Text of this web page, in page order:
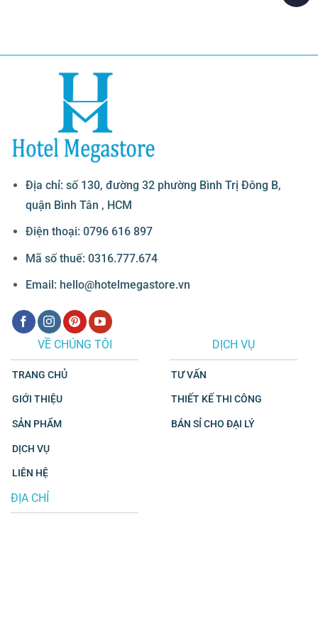
Địa chỉ: số 130, đường 32 phường Bình Trị Đông B,
quận Bình Tân , HCM
Điện thoại: 0796 616 897
Mã số thuế: 0316.777.674
Email: hello@hotelmegastore.vn
VỀ CHÚNG TÔI
TRANG CHỦ
GIỚI THIỆU
SẢN PHẨM
DỊCH VỤ
LIÊN HỆ
DỊCH VỤ
TƯ VẤN
THIẾT KẾ THI CÔNG
BÁN SỈ CHO ĐẠI LÝ
ĐỊA CHỈ